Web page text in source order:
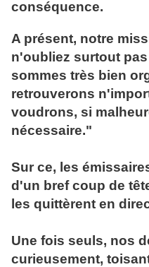
conséquence.
A présent, notre
n'oubliez surtout
sommes très bien
retrouverons
voudrons, si
nécessaire."
Sur ce, les
d'un bref coup de
les quittèrent en
Une fois seuls, nos
curieusement,